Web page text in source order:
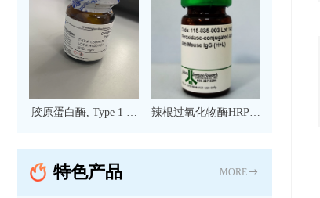
胶原蛋白酶, Type 1 现
辣根过氧化物酶HRP标
IgG（H+L）二抗 现货
特色产品 MORE